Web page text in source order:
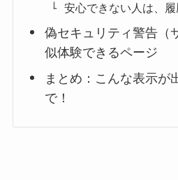
安心できない人は、
偽セキュリティ警告（
似体験できるページ
まとめ：こんな表示が
で！